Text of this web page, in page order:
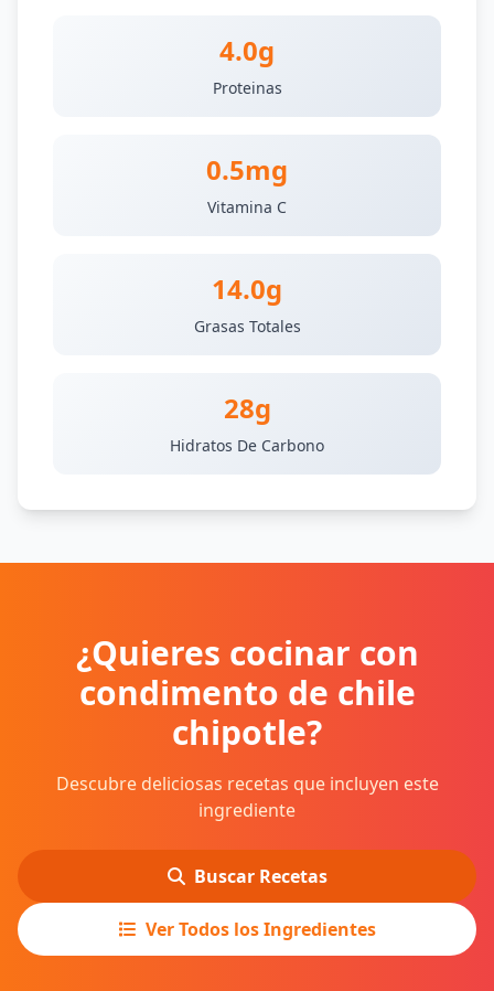
4.0g
Proteinas
0.5mg
Vitamina C
14.0g
Grasas Totales
28g
Hidratos De Carbono
¿Quieres cocinar con
condimento de chile
chipotle?
Descubre deliciosas recetas que incluyen este
ingrediente
Buscar Recetas
Ver Todos los Ingredientes